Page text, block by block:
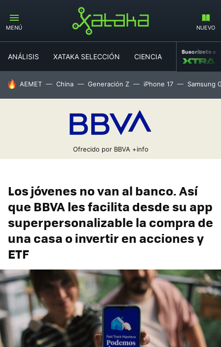
MENÚ NUEVO
ANÁLISIS XATAKA SELECCIÓN CIENCIA MOVILIDAD
Suscríbete a
HOY SE HABLA DE
AEMET China Generación Z iPhone 17 Samsung
Ofrecido por BBVA +info
Los jóvenes no van al banco. Así
que BBVA les facilita desde su app
superpersonalizable la compra de
una casa o invertir en acciones y
ETF